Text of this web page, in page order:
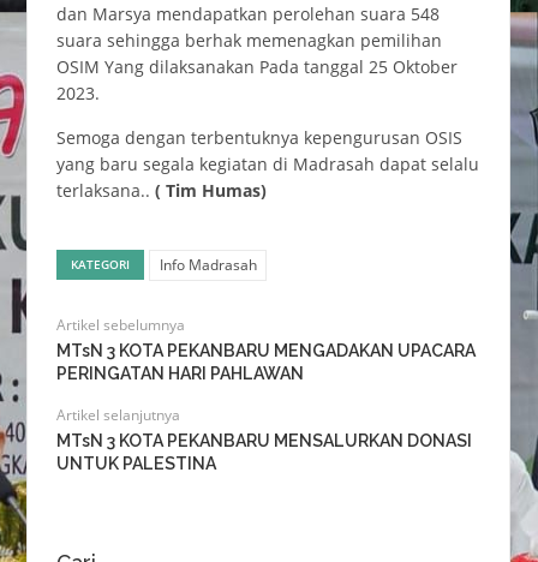
dan Marsya mendapatkan perolehan suara 548
suara sehingga berhak memenagkan pemilihan
OSIM Yang dilaksanakan Pada tanggal 25 Oktober
2023.
Semoga dengan terbentuknya kepengurusan OSIS
yang baru segala kegiatan di Madrasah dapat selalu
terlaksana.. ( Tim Humas)
KATEGORI Info Madrasah
Artikel sebelumnya
MTsN 3 KOTA PEKANBARU MENGADAKAN UPACARA
PERINGATAN HARI PAHLAWAN
Artikel selanjutnya
MTsN 3 KOTA PEKANBARU MENSALURKAN DONASI
UNTUK PALESTINA